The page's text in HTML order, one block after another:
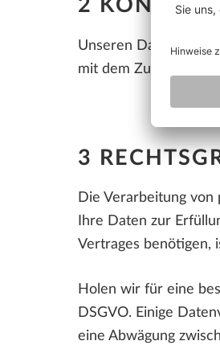
2
Unseren
mit dem Zusatz „der
3
Die Verarbeitung
Ihre Daten zur
Vertrages benötigen,
Holen wir für eine
DSGVO. Einige
eine Abwägung